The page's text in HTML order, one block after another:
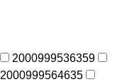
2000999536359
2000999564635